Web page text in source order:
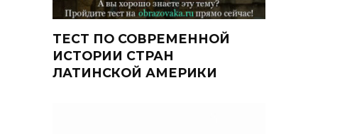
ТЕСТ ПО СОВРЕМЕННОЙ
ИСТОРИИ СТРАН
ЛАТИНСКОЙ АМЕРИКИ